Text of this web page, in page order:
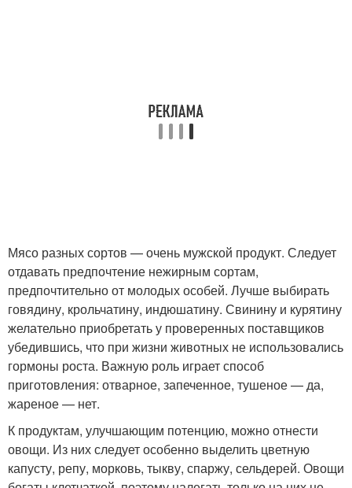
Мясо разных сортов — очень мужской продукт. Следует
отдавать предпочтение нежирным сортам,
предпочтительно от молодых особей. Лучше выбирать
говядину, крольчатину, индюшатину. Свинину и курятину
желательно приобретать у проверенных поставщиков
убедившись, что при жизни животных не использовались
гормоны роста. Важную роль играет способ
приготовления: отварное, запеченное, тушеное — да,
жареное — нет.
К продуктам, улучшающим потенцию, можно отнести
овощи. Из них следует особенно выделить цветную
капусту, репу, морковь, тыкву, спаржу, сельдерей. Овощи